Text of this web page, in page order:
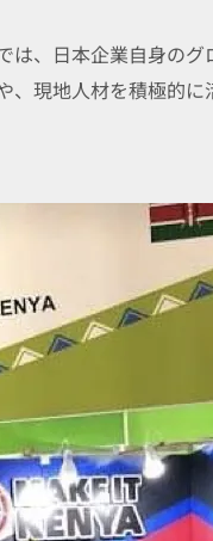
、日本企業自身の
現地人材を積極的